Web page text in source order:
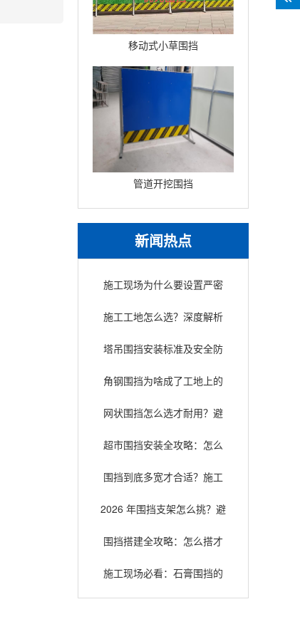
移动式小草围挡
管道开挖围挡
新闻热点
施工现场为什么要设置严密
施工工地怎么选？深度解析
塔吊围挡安装标准及安全防
角钢围挡为啥成了工地上的
用底细
网状围挡怎么选才耐用？避
超市围挡安装全攻略：怎么
围挡到底多宽才合适？施工
2026 年围挡支架怎么挑？避
围挡搭建全攻略：怎么搭才
施工现场必看：石膏围挡的